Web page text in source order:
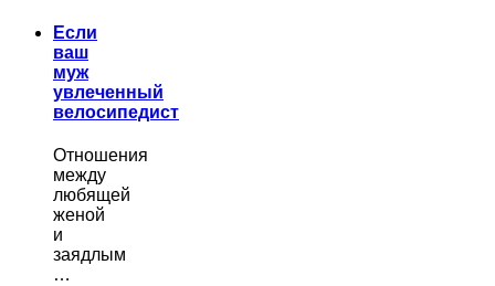
Если
ваш
муж
увлеченный
велосипедист
Отношения
между
любящей
женой
и
заядлым
…